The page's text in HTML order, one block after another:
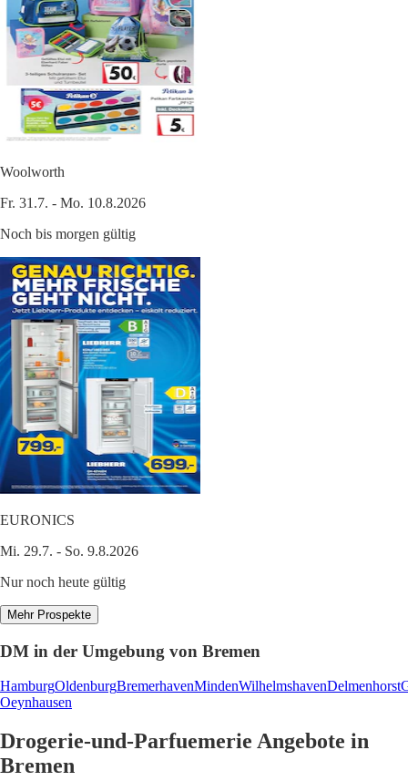
Woolworth
Fr. 31.7. - Mo. 10.8.2026
Noch bis morgen gültig
EURONICS
Mi. 29.7. - So. 9.8.2026
Nur noch heute gültig
Mehr Prospekte
DM in der Umgebung von Bremen
HamburgOldenburgBremerhavenMindenWilhelmshavenDelmenhorst
Oeynhausen
Drogerie-und-Parfuemerie Angebote in
Bremen